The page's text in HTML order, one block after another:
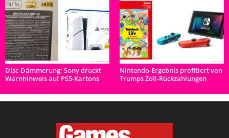
Disc-Dämmerung: Sony druckt
Warnhinweis auf PS5-Kartons
Nintendo-Ergebnis profitiert von
Trumps Zoll-Rückzahlungen